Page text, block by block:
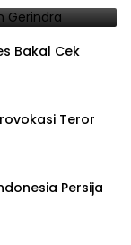
Bakal Cek
Teror
Persija